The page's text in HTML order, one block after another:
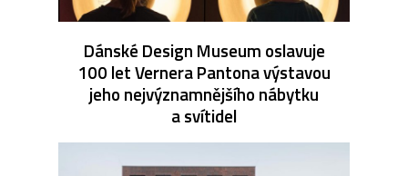
Dánské Design Museum oslavuje
100 let Vernera Pantona výstavou
jeho nejvýznamnějšího nábytku
a svítidel